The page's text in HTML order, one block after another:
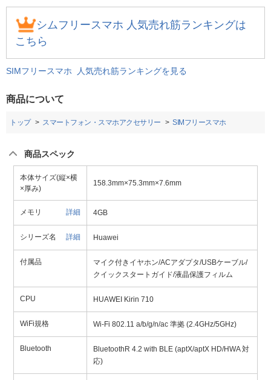
シムフリースマホ 人気売れ筋ランキングは
こちら
SIMフリースマホ 人気売れ筋ランキングを見る
商品について
トップ スマートフォン・スマホアクセサリー SIMフリースマホ
商品スペック
本体サイズ(縦×横
×厚み)
158.3mm×75.3mm×7.6mm
メモリ 詳細 4GB
シリーズ名 詳細 Huawei
付属品
マイク付きイヤホン/ACアダプタ/USBケーブル/
クイックスタートガイド/液晶保護フィルム
CPU HUAWEI Kirin 710
WiFi規格 Wi-Fi 802.11 a/b/g/n/ac 準拠 (2.4GHz/5GHz)
Bluetooth
BluetoothR 4.2 with BLE (aptX/aptX HD/HWA 対
応)